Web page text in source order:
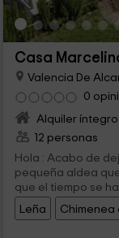
Casa
Valencia De
0
Alquiler íntegro
12 personas
Hola : Acabo de
pequeña aldea
que el tiempo se
cuidada si no por
Leña Chimenea